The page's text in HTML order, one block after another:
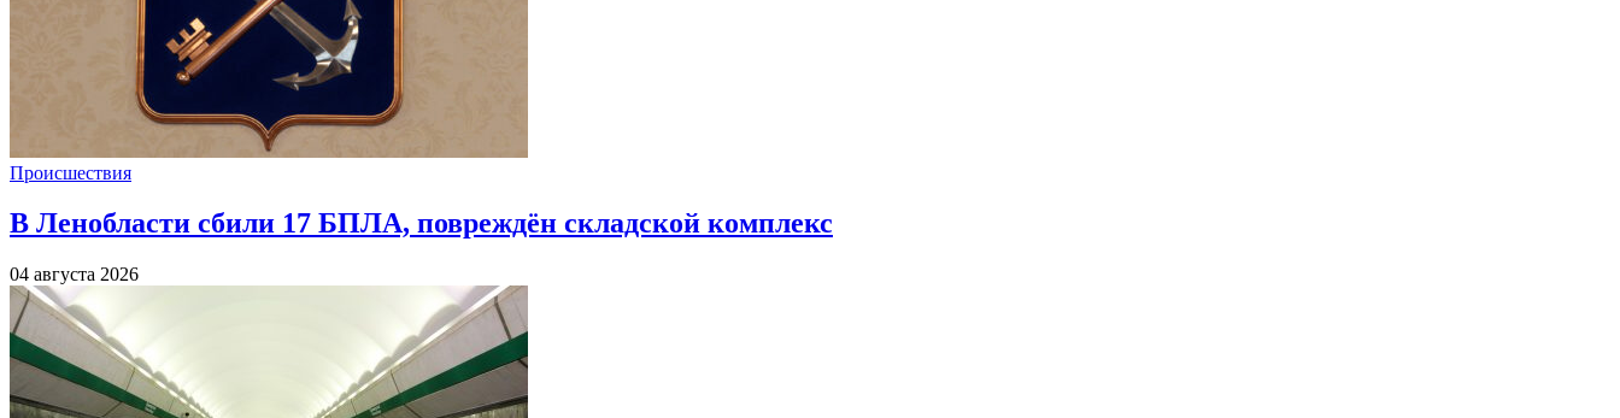
Происшествия
В Ленобласти сбили 17 БПЛА, повреждён складской комплекс
04 августа 2026